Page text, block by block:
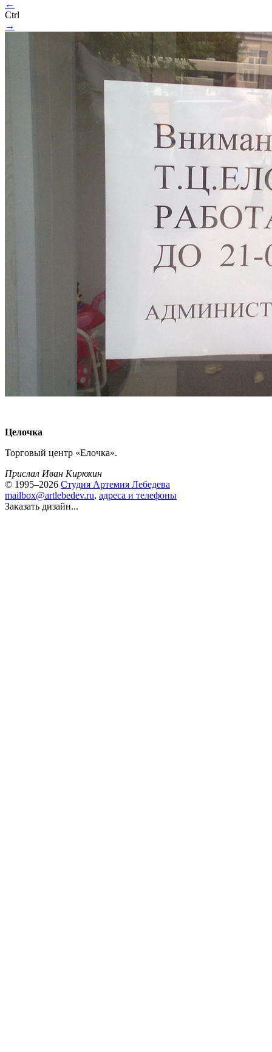
←
Ctrl
→
Целочка
Торговый центр «Елочка».
Прислал Иван Кирюхин
© 1995–2026 Студия Артемия Лебедева
mailbox@artlebedev.ru, адреса и телефоны
Заказать дизайн...